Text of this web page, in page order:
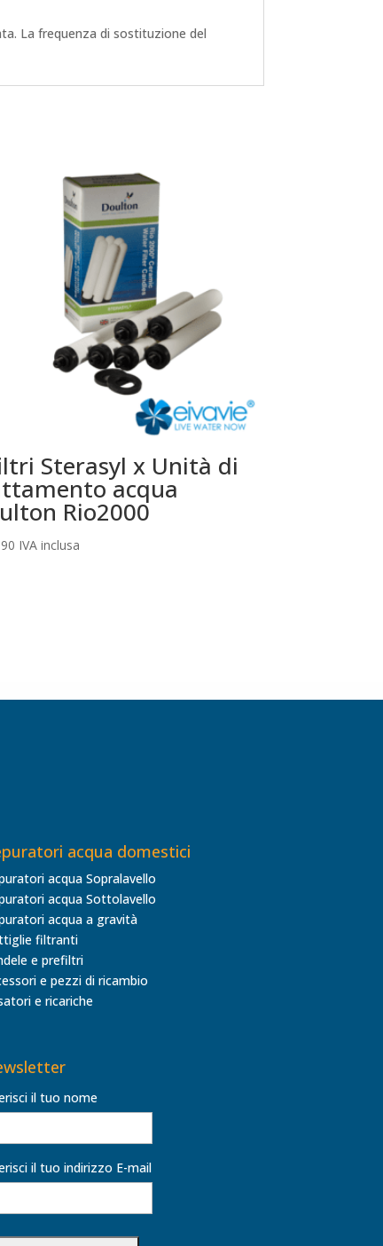
La frequenza di sostituzione del
Sterasyl x Unità di
acqua
Rio2000
IVA inclusa
acqua domestici
acqua Sopralavello
acqua Sottolavello
acqua a gravità
filtranti
e prefiltri
e pezzi di ricambio
e ricariche
il tuo nome
il tuo indirizzo E-mail